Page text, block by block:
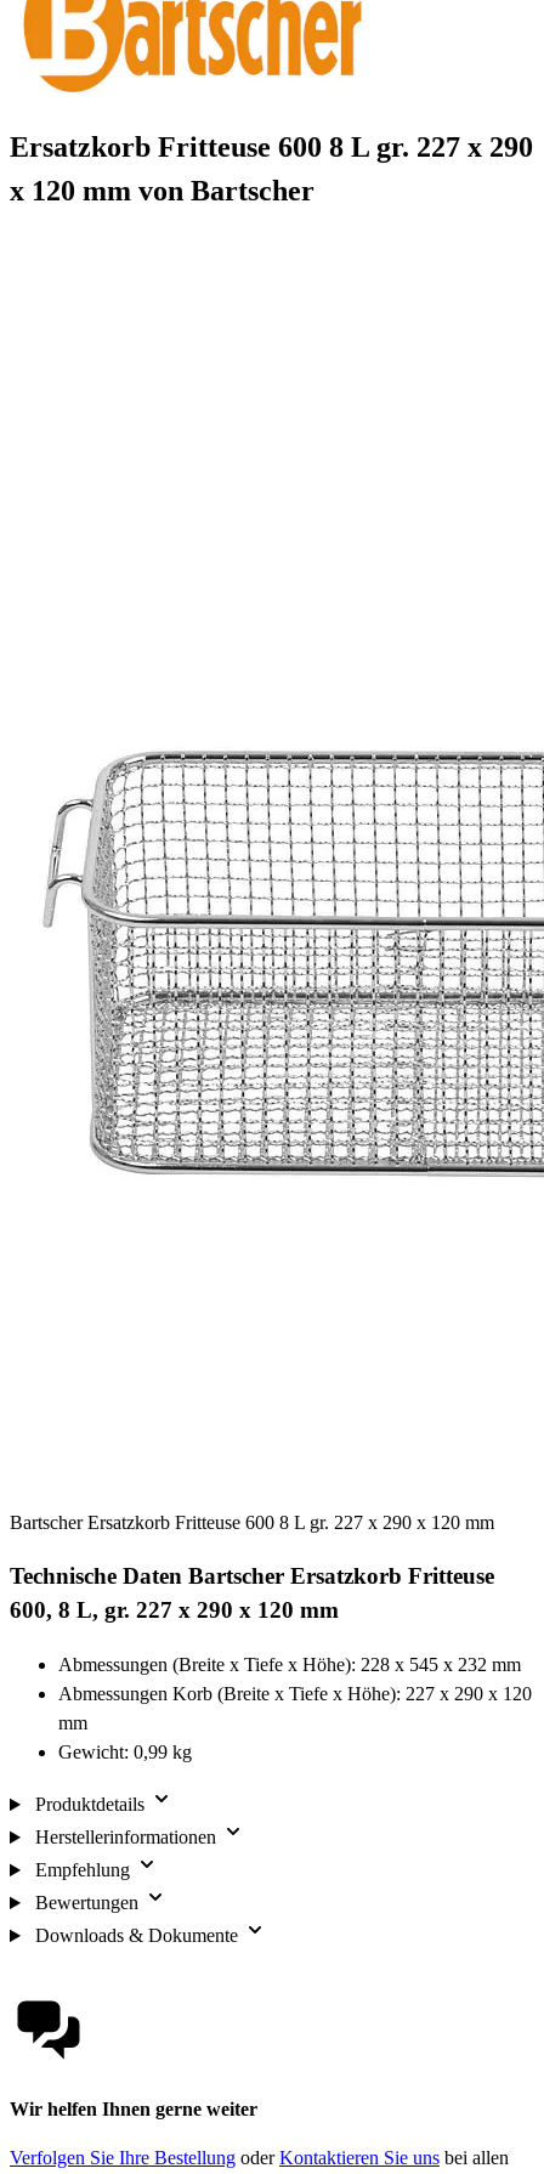
Ersatzkorb Fritteuse 600 8 L gr. 227 x 290
x 120 mm von Bartscher
Bartscher Ersatzkorb Fritteuse 600 8 L gr. 227 x 290 x 120 mm
Technische Daten Bartscher Ersatzkorb Fritteuse
600, 8 L, gr. 227 x 290 x 120 mm
Abmessungen (Breite x Tiefe x Höhe): 228 x 545 x 232 mm
Abmessungen Korb (Breite x Tiefe x Höhe): 227 x 290 x 120
mm
Gewicht: 0,99 kg
Produktdetails
Herstellerinformationen
Empfehlung
Bewertungen
Downloads & Dokumente
Wir helfen Ihnen gerne weiter
Verfolgen Sie Ihre Bestellung oderKontaktieren Sie uns bei allen